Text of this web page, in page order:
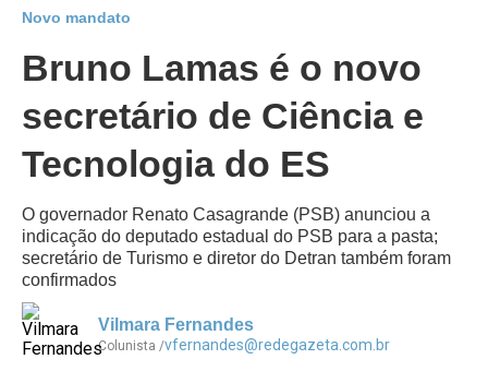
Novo mandato
Bruno Lamas é o novo
secretário de Ciência e
Tecnologia do ES
O governador Renato Casagrande (PSB) anunciou a
indicação do deputado estadual do PSB para a pasta;
secretário de Turismo e diretor do Detran também foram
confirmados
Vilmara Fernandes
Colunista /vfernandes@redegazeta.com.br